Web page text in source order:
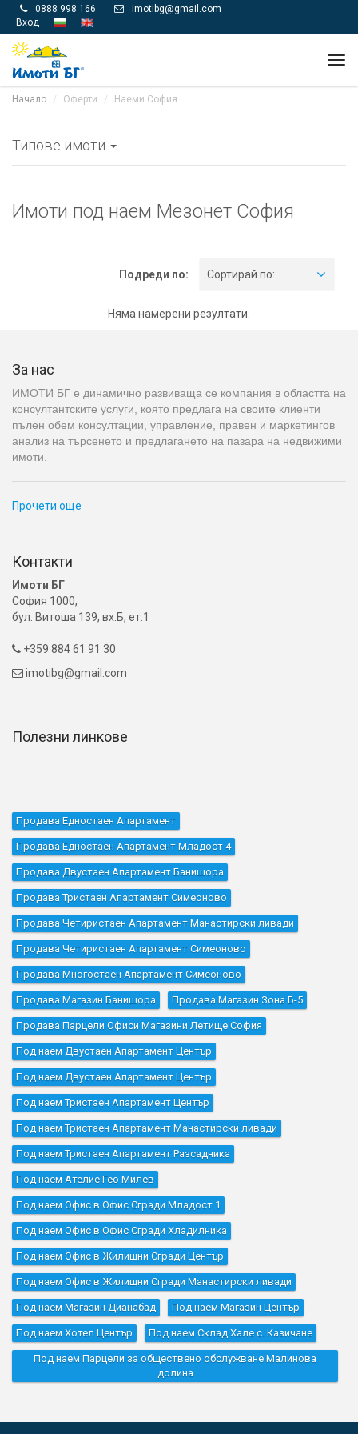
 0888 998 166 
imotibg@gmail.com
Вход
Начало Оферти Наеми София
Типове имоти
Имоти под наем Мезонет София
Подреди по: Сортирай по:
Няма намерени резултати.
За нас
ИМОТИ БГ е динамично развиваща се компания в областта на
консултантските услуги, която предлага на своите клиенти
пълен обем консултации, управление, правен и маркетингов
анализ на търсенето и предлагането на пазара на недвижими
имоти.
Прочети още
Контакти
Имоти БГ
София 1000,
бул. Витоша 139, вх.Б, ет.1
 +359 884 61 91 30
 imotibg@gmail.com
Полезни линкове
Продава Едностаен Апартамент
Продава Едностаен Апартамент Младост 4
Продава Двустаен Апартамент Банишора
Продава Тристаен Апартамент Симеоново
Продава Четиристаен Апартамент Манастирски ливади
Продава Четиристаен Апартамент Симеоново
Продава Многостаен Апартамент Симеоново
Продава Магазин Банишора Продава Магазин Зона Б-5
Продава Парцели Офиси Магазини Летище София
Под наем Двустаен Апартамент Център
Под наем Двустаен Апартамент Център
Под наем Тристаен Апартамент Център
Под наем Тристаен Апартамент Манастирски ливади
Под наем Тристаен Апартамент Разсадника
Под наем Ателие Гео Милев
Под наем Офис в Офис Сгради Младост 1
Под наем Офис в Офис Сгради Хладилника
Под наем Офис в Жилищни Сгради Център
Под наем Офис в Жилищни Сгради Манастирски ливади
Под наем Магазин Дианабад Под наем Магазин Център
Под наем Хотел Център Под наем Склад Хале с. Казичане
Под наем Парцели за обществено обслужване Малинова
долина